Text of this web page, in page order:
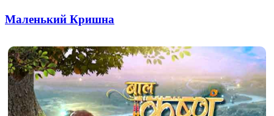
Маленький Кришна